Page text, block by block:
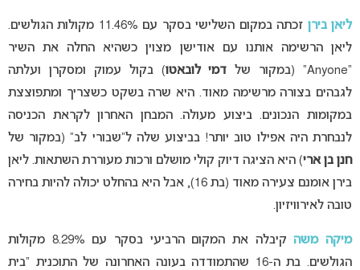
ליאן בירן
זכתה במקום השלישי בסקר עם 11.46% מקולות הגולשים.
ליאן הרשימה אותנו עם אודישן מצוין כשהיא החלה את השיר
דמי לובאטו) בקול עמוק ומסקרן ועלתה
לגבהים בצורה מרשימה מאוד. היא שרה בשקט כשצריך ומתפוצצת
במקומות הנכונים. ביצוע מעולה. המבחן האחרון לקראת הכניסה
לנבחרת היה אפילו טוב יותר! בביצוע שלה ל”שבורי לב” (במקור של
חנן בן ארי) היא הציגה דיוק קולי מושלם ורכות מעוררת השתאות. ליאן
בירן אומנם צעירה מאוד (בת 16), אבל היא בהחלט יכולה להיות בחירה
טובה לאירוויזיון.
מיקה משה
קיבלה את המקום הרביעי בסקר עם 8.29% מקולות
הגולשים. בת ה-16 שהתמודדה בעונה האחרונה של התוכנית “בית